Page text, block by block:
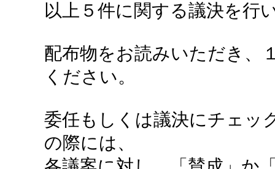
以上５件に関する議決を行
配布物をお読みいただき、
ください。
委任もしくは議決にチェッ
の際には、